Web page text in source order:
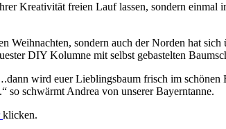
Kreativität freien Lauf lassen, sondern einmal
sondern auch der Norden hat
DIY Kolumne mit selbst gebastelten
wird euer Lieblingsbaum frisch im
so schwärmt Andrea von unserer Bayerntanne.
klicken.